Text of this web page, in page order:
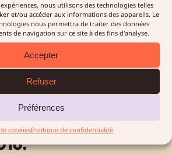
nous utilisons des technologies telles
et/ou accéder aux informations des appareils. Le
nous permettra de traiter des données
de navigation sur ce site à des fins d'analyse.
Accepter
Refuser
Préférences
cookiesPolitique de confidentialité
année,
membres de Micro-
à
festival de
de l’écoute, qui se
du 4 au 7